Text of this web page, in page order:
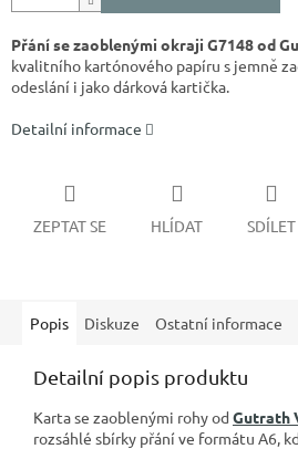
Přání se zaoblenými okraji G7148 od
kvalitního kartónového papíru s jemně
odeslání i jako dárková kartička.
Detailní informace
ZEPTAT SE HLÍDAT SDÍLET
Popis Diskuze Ostatní informace
Detailní popis produktu
Karta se zaoblenými rohy od Gutrath
rozsáhlé sbírky přání ve formátu A6,